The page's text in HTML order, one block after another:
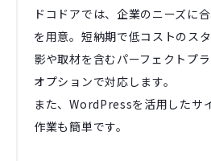
ドコドアでは、企業のニーズに
を用意。短納期で低コストのス
影や取材を含むパーフェクトプ
オプションで対応します。
また、WordPressを活用したサ
作業も簡単です。